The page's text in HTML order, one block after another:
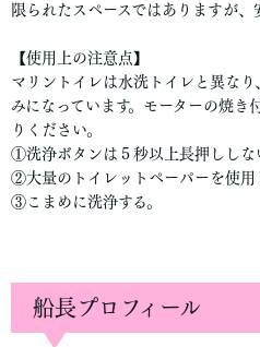
限られたスペースではありますが、
【使用上の注意点】
マリントイレは水洗トイレと異なり
みになっています。モーターの焼き
りください。
①洗浄ボタンは５秒以上長押ししな
②大量のトイレットペーパーを使用
③こまめに洗浄する。
船長プロフィール